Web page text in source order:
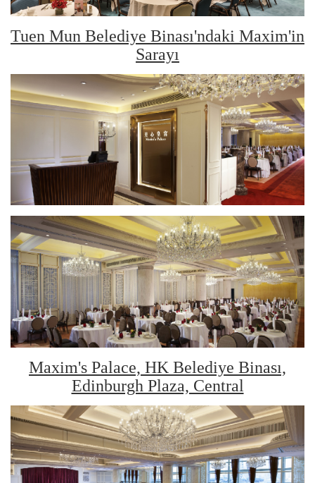
Tuen Mun Belediye Binası'ndaki Maxim'in
Sarayı
Maxim's Palace, HK Belediye Binası,
Edinburgh Plaza, Central